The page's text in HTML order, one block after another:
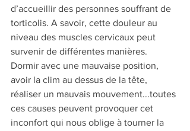
d’accueillir des personnes souffrant de
torticolis. A savoir, cette douleur au
niveau des muscles cervicaux peut
survenir de différentes manières.
Dormir avec une mauvaise position,
avoir la clim au dessus de la tête,
réaliser un mauvais mouvement...toutes
ces causes peuvent provoquer cet
inconfort qui nous oblige à tourner la